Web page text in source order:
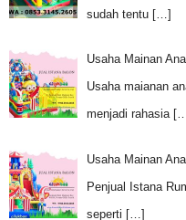
sudah tentu […]
Usaha Mainan
Usaha maianan
menjadi rahasia
Usaha Mainan
Penjual Istana
seperti […]